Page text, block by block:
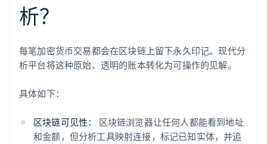
析？
每笔加密货币交易都会在区块链上留下永久印记。现代分
析平台将这种原始、透明的账本转化为可操作的见解。
具体如下：
区块链可见性：
区块链浏览器让任何人都能看到地址
和金额，但分析工具映射连接，标记已知实体，并追